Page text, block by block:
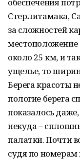
Стерлитамака,
за сложностей
около 25 км, и
ущелье, то
Берега красоты
пологие берега
показалось
некуда –
палатки. Почти
судя по номерам